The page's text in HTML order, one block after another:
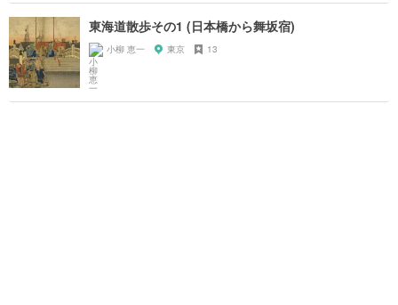
東海道散歩その1 (日本橋から舞坂宿)
小柳 恵一 東京 13